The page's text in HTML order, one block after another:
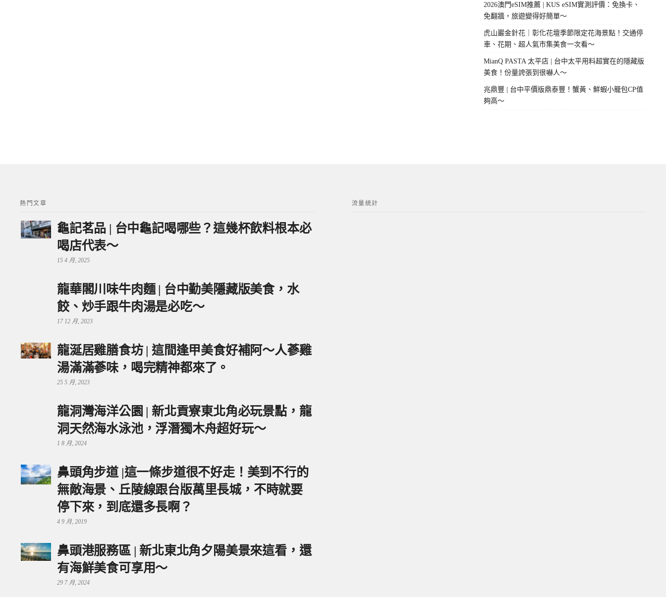
2026澳門eSIM推薦 | KUS eSIM實測評價：免換卡、
免翻牆，旅遊變得好簡單～
虎山巖金針花｜彰化花壇季節限定花海景點！交通停
車、花期、超人氣市集美食一次看～
MianQ PASTA 太平店 | 台中太平用料超實在的隱藏版
美食！份量誇張到很嚇人～
兆鼎豐 | 台中平價版鼎泰豐！蟹黃、鮮蝦小籠包CP值
夠高～
熱門文章
龜記茗品 | 台中龜記喝哪些？這幾杯飲料根本必
喝店代表～
15 4 月, 2025
龍華閣川味牛肉麵 | 台中勤美隱藏版美食，水
餃、炒手跟牛肉湯是必吃～
17 12 月, 2023
龍涎居雞膳食坊 | 這間逢甲美食好補阿～人蔘雞
湯滿滿蔘味，喝完精神都來了。
25 5 月, 2023
龍洞灣海洋公園 | 新北貢寮東北角必玩景點，龍
洞天然海水泳池，浮潛獨木舟超好玩～
1 8 月, 2024
鼻頭角步道 |這一條步道很不好走！美到不行的
無敵海景、丘陵線跟台版萬里長城，不時就要
停下來，到底還多長啊？
4 9 月, 2019
鼻頭港服務區 | 新北東北角夕陽美景來這看，還
有海鮮美食可享用～
29 7 月, 2024
流量統計